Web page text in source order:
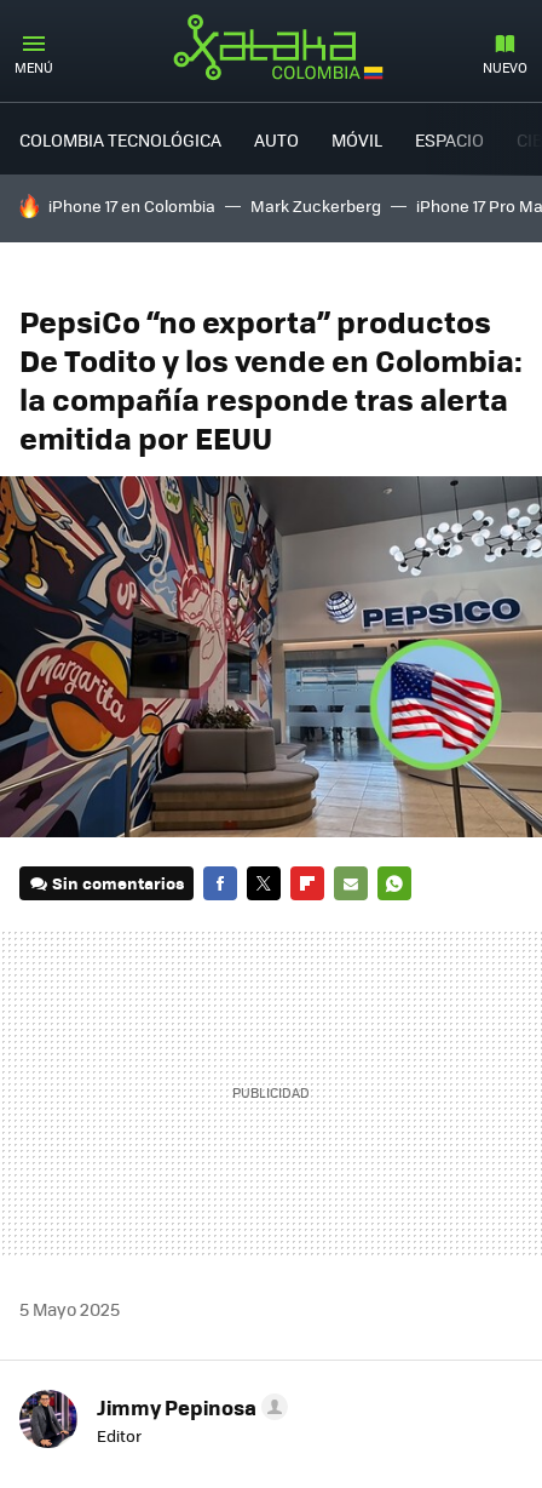
MENÚ NUEVO
COLOMBIA TECNOLÓGICA AUTO MÓVIL ESPACIO
HOY SE HABLA DE
iPhone 17 en Colombia Mark Zuckerberg iPhone 17 Pro
PepsiCo “no exporta” productos
De Todito y los vende en Colombia:
la compañía responde tras alerta
emitida por EEUU
Sin comentarios
MAIL
5 Mayo 2025
Jimmy Pepinosa
Editor